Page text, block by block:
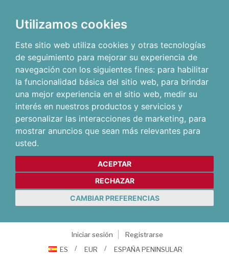
Utilizamos cookies
Este sitio web utiliza cookies y otras tecnologías
de seguimiento para mejorar su experiencia de
navegación con los siguientes fines: para habilitar
la funcionalidad básica del sitio web, para brindar
una mejor experiencia en el sitio web, medir su
interés en nuestros productos y servicios y
personalizar las interacciones de marketing, para
mostrar anuncios que sean más relevantes para
usted.
ACEPTAR
RECHAZAR
CAMBIAR PREFERENCIAS
Iniciar sesión
Registrarse
ES
EUR ESPAÑA PENINSULAR